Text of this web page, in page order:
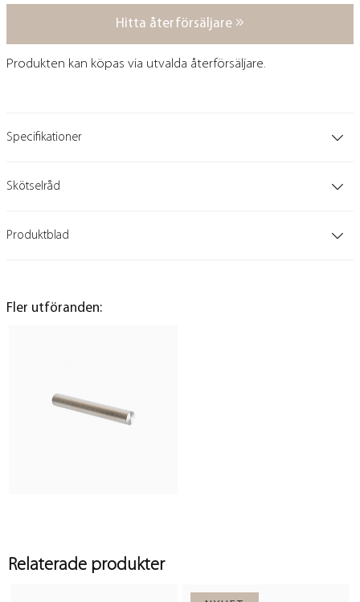
Hitta återförsäljare
Produkten kan köpas via utvalda återförsäljare.
Specifikationer
Skötselråd
Produktblad
Fler utföranden:
Relaterade produkter